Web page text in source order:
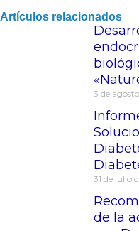
Artículos relacionados
3 de
31 de julio
de la